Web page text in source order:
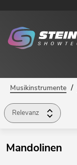
Musikinstrumente /
Relevanz
Mandolinen